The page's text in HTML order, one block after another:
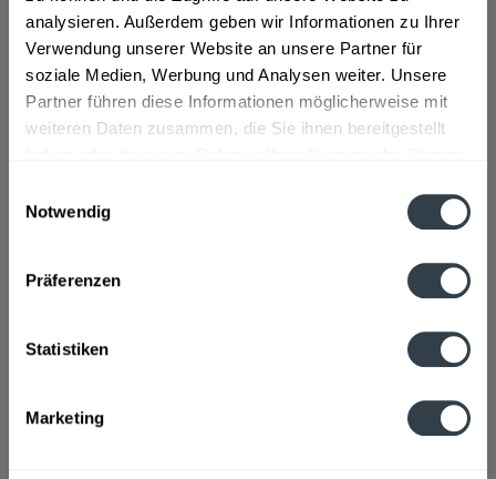
analysieren. Außerdem geben wir Informationen zu Ihrer
Verwendung unserer Website an unsere Partner für
soziale Medien, Werbung und Analysen weiter. Unsere
Partner führen diese Informationen möglicherweise mit
weiteren Daten zusammen, die Sie ihnen bereitgestellt
Notwendig
Präferenzen
Statistiken
Marketing
Vorrätig
In denWarenkorb
Artikel-Nr.:
30970
Beschreibung
Pabst & Richarz, Sollingweg 41, Minden
37,5% volmehr